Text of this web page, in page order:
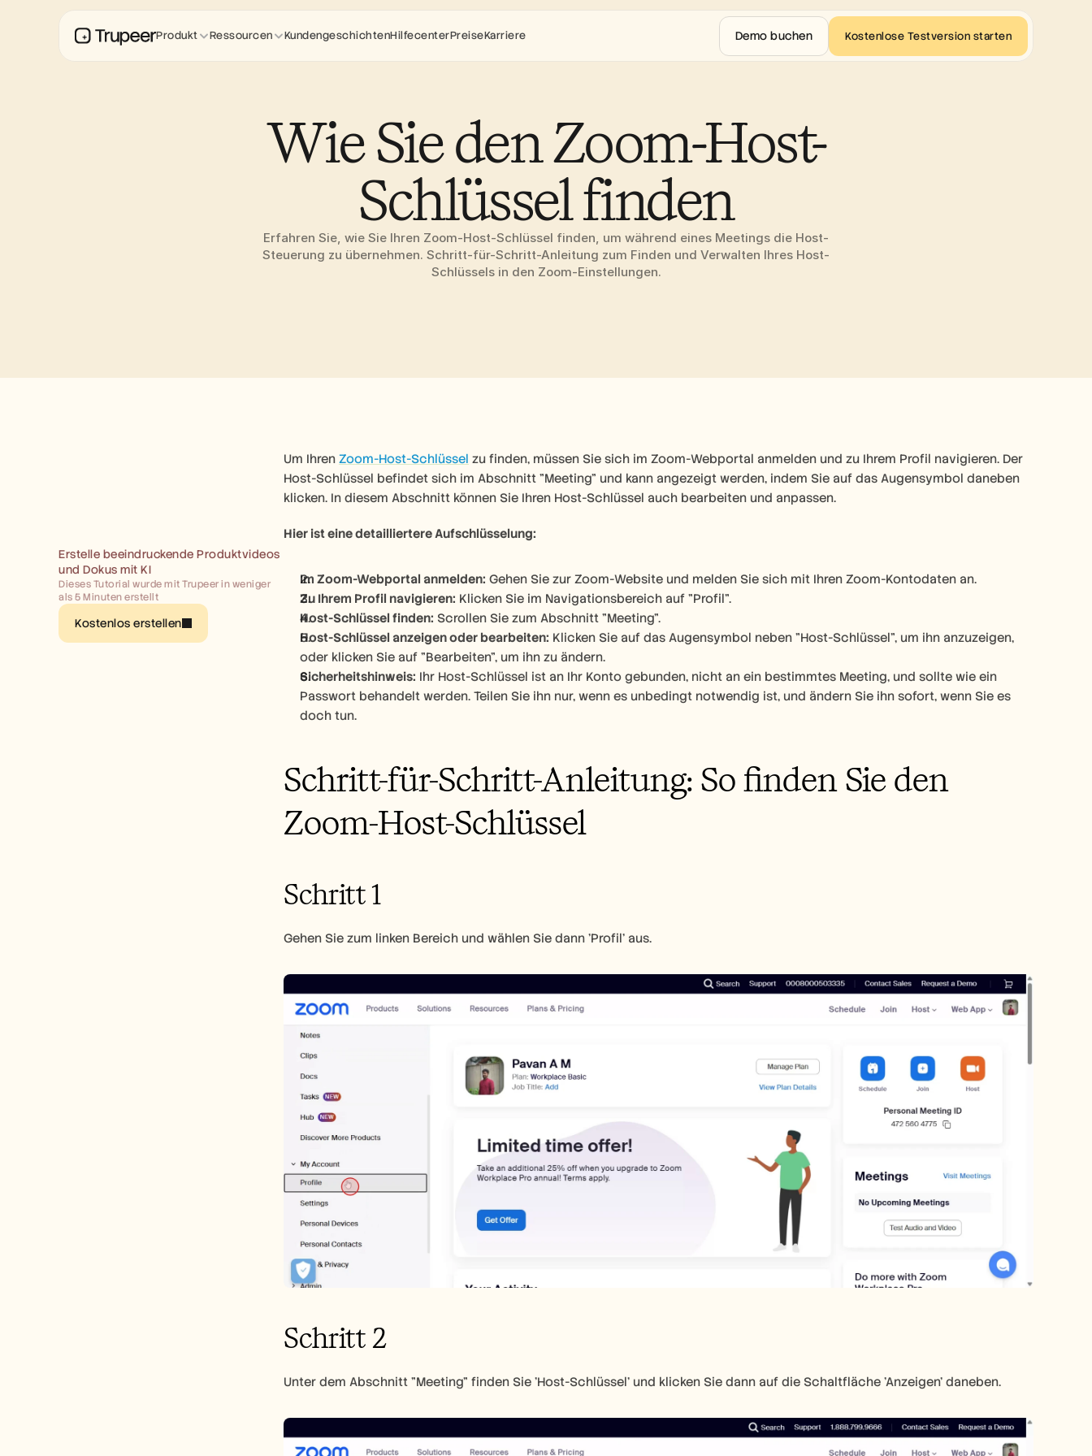
Wie Sie den Zoom-Host-
Schlüssel finden
Erfahren Sie, wie Sie Ihren Zoom-Host-Schlüssel finden, um während eines Meetings die Host-
Steuerung zu übernehmen. Schritt-für-Schritt-Anleitung zum Finden und Verwalten Ihres Host-
Schlüssels in den Zoom-Einstellungen.
Erstelle beeindruckende Produktvideos
und Dokus mit KI
Dieses Tutorial wurde mit Trupeer in weniger
als 5 Minuten erstellt
Kostenlos erstellen
Um Ihren Zoom-Host-Schlüssel zu finden, müssen Sie sich im Zoom-Webportal anmelden und zu Ihrem Profil navigieren. Der
Host-Schlüssel befindet sich im Abschnitt "Meeting" und kann angezeigt werden, indem Sie auf das Augensymbol daneben
klicken. In diesem Abschnitt können Sie Ihren Host-Schlüssel auch bearbeiten und anpassen.
Hier ist eine detailliertere Aufschlüsselung:
Im Zoom-Webportal anmelden: Gehen Sie zur Zoom-Website und melden Sie sich mit Ihren Zoom-Kontodaten an.
Zu Ihrem Profil navigieren: Klicken Sie im Navigationsbereich auf "Profil".
Host-Schlüssel finden: Scrollen Sie zum Abschnitt "Meeting".
Host-Schlüssel anzeigen oder bearbeiten: Klicken Sie auf das Augensymbol neben "Host-Schlüssel", um ihn anzuzeigen,
oder klicken Sie auf "Bearbeiten", um ihn zu ändern.
Sicherheitshinweis: Ihr Host-Schlüssel ist an Ihr Konto gebunden, nicht an ein bestimmtes Meeting, und sollte wie ein
Passwort behandelt werden. Teilen Sie ihn nur, wenn es unbedingt notwendig ist, und ändern Sie ihn sofort, wenn Sie es
doch tun.
Schritt-für-Schritt-Anleitung: So finden Sie den
Zoom-Host-Schlüssel
Schritt 1
Gehen Sie zum linken Bereich und wählen Sie dann 'Profil' aus.
Schritt 2
Unter dem Abschnitt "Meeting" finden Sie 'Host-Schlüssel' und klicken Sie dann auf die Schaltfläche 'Anzeigen' daneben.
Produkt Ressourcen KundengeschichtenHilfecenterPreiseKarriere Demo buchen Kostenlose Testversion starten